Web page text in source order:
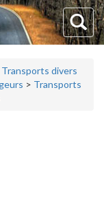
Transports divers
> Transports